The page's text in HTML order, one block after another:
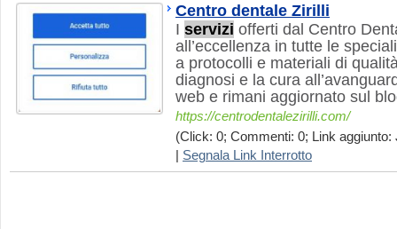
Centro dentale Zirilli
I servizi offerti dal Centro
all’eccellenza in tutte le
a protocolli e materiali di
diagnosi e la cura
web e rimani aggiornato sul
https://centrodentalezirilli.com/
(Click: 0; Commenti: 0; Link aggiunto:
Segnala Link Interrotto